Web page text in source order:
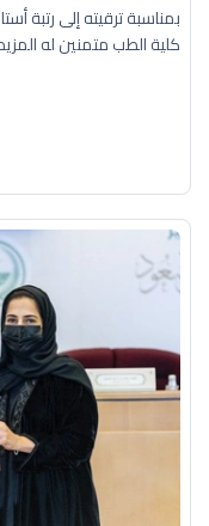
بمناسبة ترقيته إلى رتبة
كلية الطب متمنين له